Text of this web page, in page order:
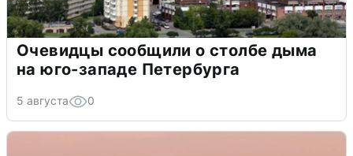
Очевидцы сообщили о столбе дыма
на юго-западе Петербурга
5 августа 0